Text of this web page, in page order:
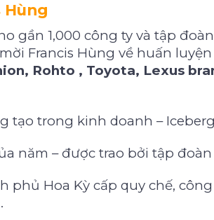
Hùng
gần 1,000 công ty và tập
Francis Hùng về huấn
Rohto , Toyota, Lexus
trong kinh doanh –
năm – được trao bởi tập đoàn
phủ Hoa Kỳ cấp quy chế,